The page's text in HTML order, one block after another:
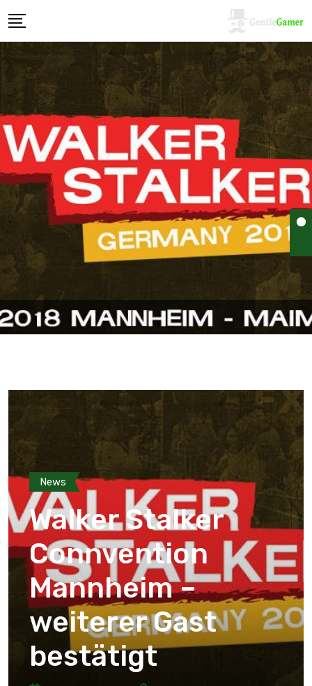
News
Walker Stalker
Connvention
Mannheim –
weiterer Gast
bestätigt